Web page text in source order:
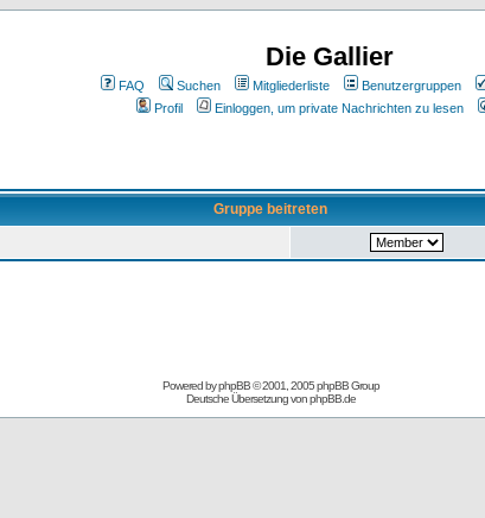
Die Gallier
FAQ Suchen Mitgliederliste Benutzergruppen
Profil
Einloggen, um private Nachrichten zu lesen
Gruppe beitreten
Powered byphpBB© 2001, 2005 phpBB Group
Deutsche Übersetzung vonphpBB.de